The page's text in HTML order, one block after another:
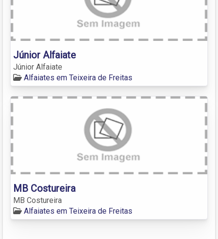
Júnior Alfaiate
Júnior Alfaiate
Alfaiates em Teixeira de Freitas
MB Costureira
MB Costureira
Alfaiates em Teixeira de Freitas